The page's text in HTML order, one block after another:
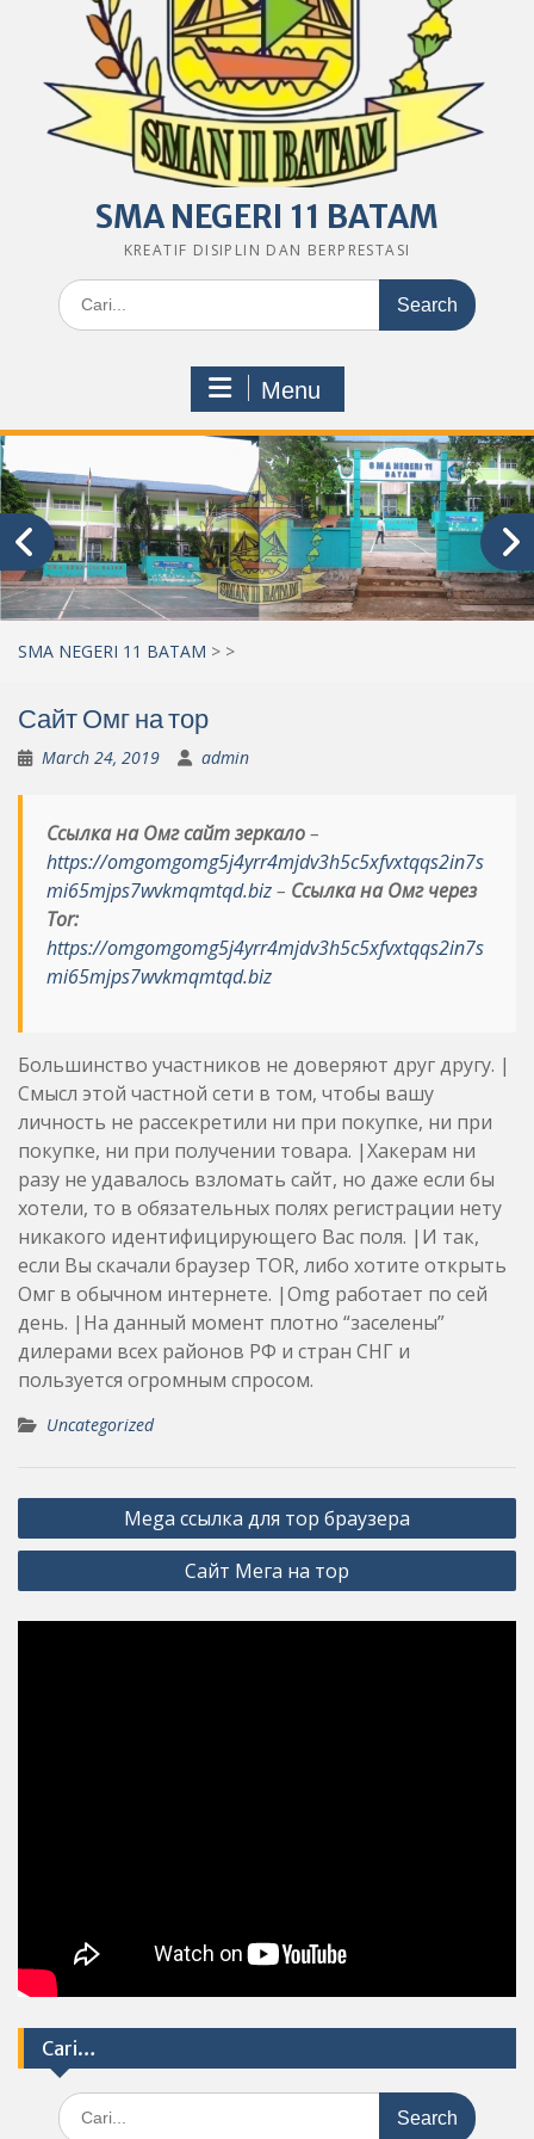
SMA NEGERI 11 BATAM
KREATIF DISIPLIN DAN BERPRESTASI
Search
for:
Menu
SMA NEGERI 11 BATAM > >
Сайт Омг на тор
March 24, 2019 admin
Ссылка на Омг сайт зеркало–
https://omgomgomg5j4yrr4mjdv3h5c5xfvxtqqs2in7s
mi65mjps7wvkmqmtqd.biz– Ссылка на Омг через
Tor:
https://omgomgomg5j4yrr4mjdv3h5c5xfvxtqqs2in7s
mi65mjps7wvkmqmtqd.biz
Большинство участников не доверяют друг другу. |
Смысл этой частной сети в том, чтобы вашу
личность не рассекретили ни при покупке, ни при
покупке, ни при получении товара. |Хакерам ни
разу не удавалось взломать сайт, но даже если бы
хотели, то в обязательных полях регистрации нету
никакого идентифицирующего Вас поля. |И так,
если Вы скачали браузер TOR, либо хотите открыть
Омг в обычном интернете. |Omg работает по сей
день. |На данный момент плотно “заселены”
дилерами всех районов РФ и стран СНГ и
пользуется огромным спросом.
Uncategorized
Post
navigation
Mega ссылка для тор браузера
Сайт Мега на тор
Cari…
Search
for: